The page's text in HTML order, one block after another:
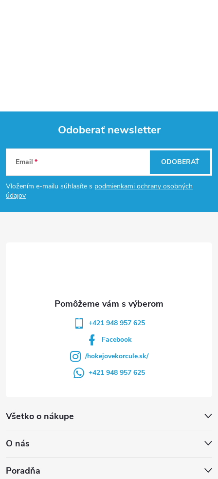
Z
á
p
Odoberať newsletter
Email
Vložením e-mailu súhlasíte s podmienkami ochrany osobných
údajov
ODOBERAŤ
Všetko o nákupe
O nás
Poradňa
+421 948 957 625
Facebook
/hokejovekorcule.sk/
+421 948 957 625